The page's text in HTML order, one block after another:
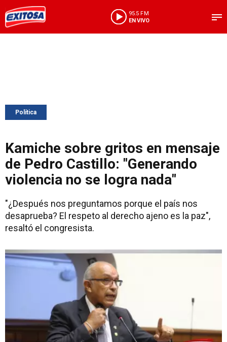
95.5 FM
EN VIVO
Política
Kamiche sobre gritos en mensaje
de Pedro Castillo: "Generando
violencia no se logra nada"
"¿Después nos preguntamos porque el país nos
desaprueba? El respeto al derecho ajeno es la paz",
resaltó el congresista.